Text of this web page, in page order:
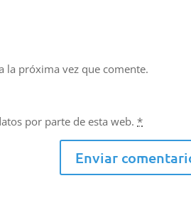
la próxima vez que comente.
por parte de esta web.*